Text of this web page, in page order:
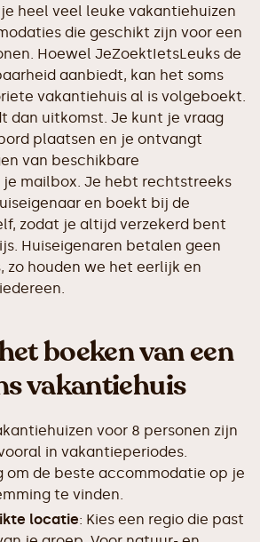
heel veel leuke vakantiehuizen
die geschikt zijn voor een
Hoewel JeZoektIetsLeuks de
aanbiedt, kan het soms
vakantiehuis al is volgeboekt.
dan uitkomst. Je kunt je vraag
plaatsen en je ontvangt
van beschikbare
mailbox. Je hebt rechtstreeks
en boekt bij de
zodat je altijd verzekerd bent
Huiseigenaren betalen geen
zo houden we het eerlijk en
boeken van een
vakantiehuis
voor 8 personen zijn
in vakantieperiodes.
om de beste accommodatie op je
te vinden.
locatie: Kies een regio die past